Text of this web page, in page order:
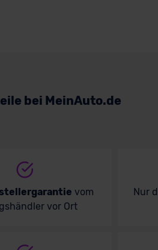
bei MeinAuto.de
vom
vor Ort
Nur